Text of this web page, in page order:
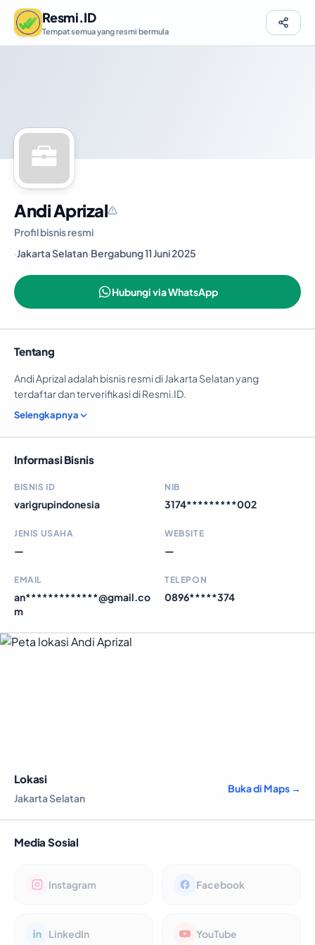
Resmi.ID
Tempat semua yang resmi bermula
Andi Aprizal
Profil bisnis resmi
·Jakarta Selatan·Bergabung 11 Juni 2025
Hubungi via WhatsApp
Tentang
Andi Aprizal adalah bisnis resmi di Jakarta Selatan yang
terdaftar dan terverifikasi di Resmi.ID.
Selengkapnya
Informasi Bisnis
BISNIS ID
varigrupindonesia
NIB
3174*********002
JENIS USAHA
—
WEBSITE
—
EMAIL
an*************@gmail.co
m
TELEPON
0896*****374
Lokasi
Jakarta Selatan
Buka di Maps →
Media Sosial
Instagram Facebook
LinkedIn YouTube